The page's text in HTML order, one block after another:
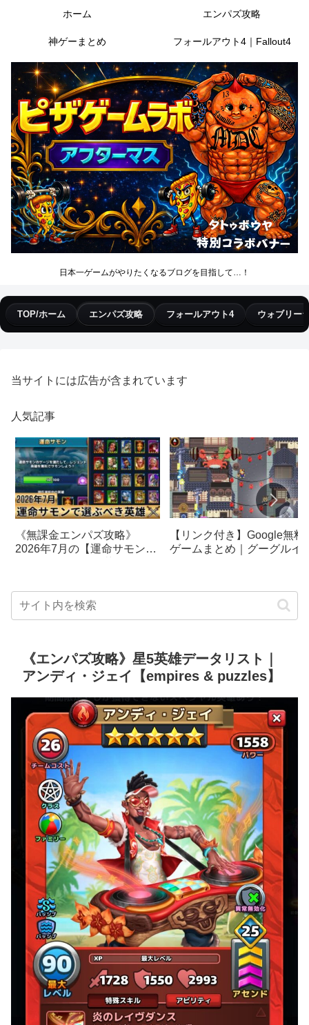
日本一ゲームがやりたくなるブログを目指して…！
ホーム エンパズ攻略
神ゲーまとめ フォールアウト4｜Fallout4
TOP/ホーム エンパズ攻略 フォールアウト4 ウォブリー
当サイトには広告が含まれています
人気記事
《無課金エンパズ攻略》
2026年7月の【運命サモン】
【リンク付き】Google無料
ゲームまとめ｜グーグルイ
クetc…
《エンパズ攻略》星5英雄データリスト｜
アンディ・ジェイ【empires & puzzles】